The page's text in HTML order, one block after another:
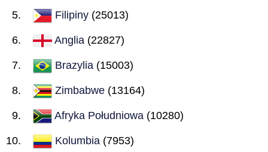
Filipiny (25013)
Anglia (22827)
Brazylia (15003)
Zimbabwe (13164)
Afryka Południowa (10280)
Kolumbia (7953)